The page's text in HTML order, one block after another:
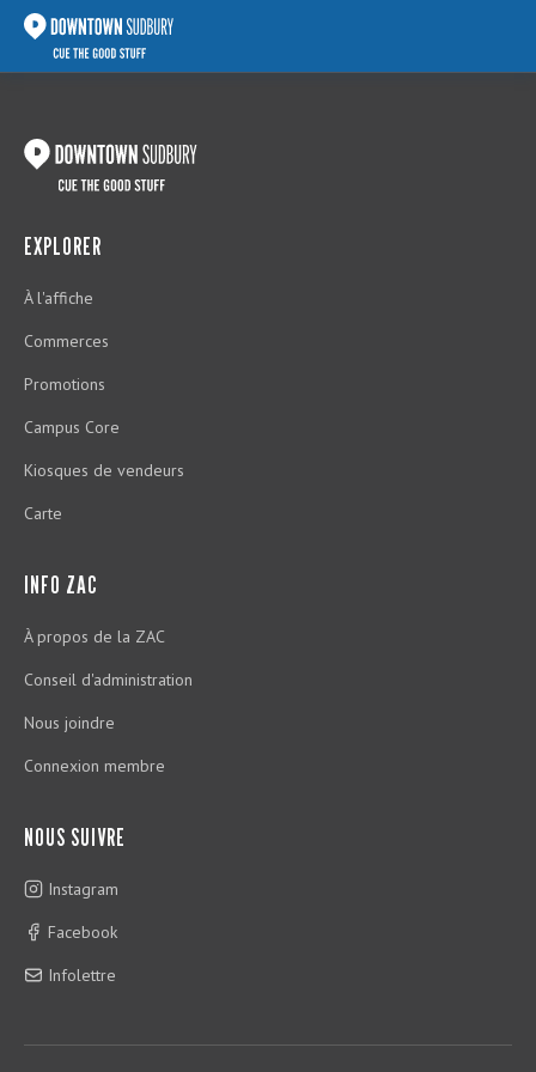
EXPLORER
À l'affiche
Commerces
Promotions
Campus Core
Kiosques de vendeurs
Carte
INFO ZAC
À propos de la ZAC
Conseil d'administration
Nous joindre
Connexion membre
NOUS SUIVRE
Instagram
Facebook
Infolettre